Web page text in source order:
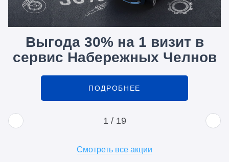
Выгода 30% на 1 визит в
сервис Набережных Челнов
ПОДРОБНЕЕ
1 / 19
Смотреть все акции